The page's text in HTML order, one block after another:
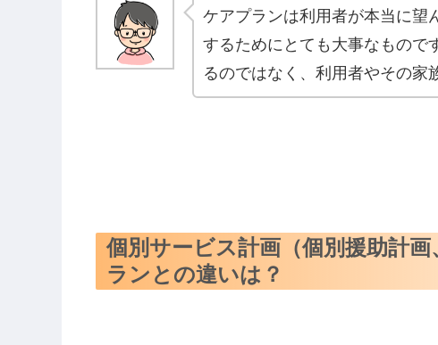
ケアプランは利用者が本当に望
するためにとても大事なもので
るのではなく、利用者やその家
個別サービス計画（個別援助計
ランとの違いは？